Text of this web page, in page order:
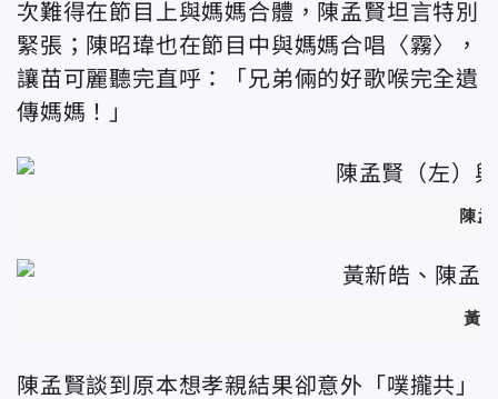
次難得在節目上與媽媽合體， 陳孟賢坦言特別
緊張 ；陳昭瑋也在節目中與媽媽合唱〈霧〉，
讓苗可麗聽完直呼：「兄弟倆的好歌喉完全遺
傳媽媽！」
陳
黃
陳孟賢談到原本想孝親結果卻意外「噗攏共」